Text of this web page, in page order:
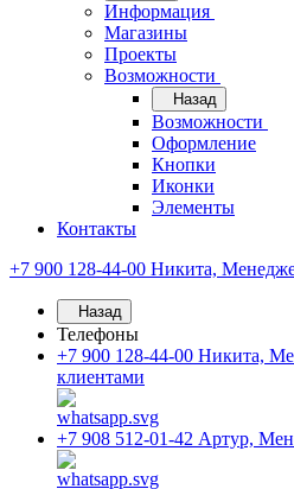
Информация
Магазины
Проекты
Возможности
Назад
Возможности
Оформление
Кнопки
Иконки
Элементы
Контакты
+7 900 128-44-00 Никита,
Назад
Телефоны
+7 900 128-44-00 Никита,
клиентами
+7 908 512-01-42 Артур,